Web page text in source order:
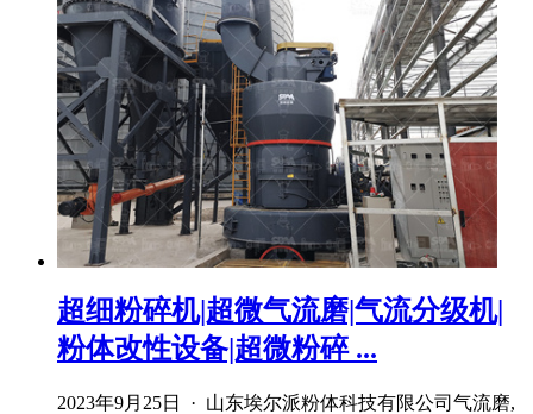
超细粉碎机|超微气流磨|气流分级机|
粉体改性设备|超微粉碎 ...
2023年9月25日 · 山东埃尔派粉体科技有限公司气流磨,